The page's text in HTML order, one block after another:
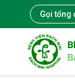
Gọi tổng